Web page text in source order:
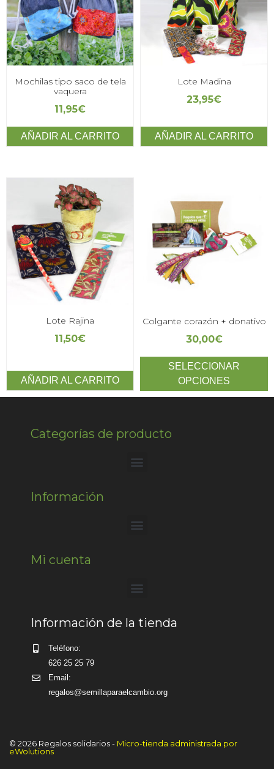
Mochilas tipo saco de tela
vaquera
11,95€
AÑADIR AL CARRITO
Lote Madina
23,95€
AÑADIR AL CARRITO
Lote Rajina
11,50€
AÑADIR AL CARRITO
Colgante corazón + donativo
30,00€
SELECCIONAR
OPCIONES
Categorías de producto
Información
Mi cuenta
Información de la tienda
Teléfono:
626 25 25 79
Email:
regalos@semillaparaelcambio.org
© 2026 Regalos solidarios - Micro-tienda administrada por
eWolutions